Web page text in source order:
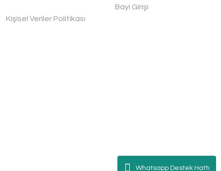
Whatsapp Destek Hattı
Kişisel Veriler Politikası
Bayi Girişi